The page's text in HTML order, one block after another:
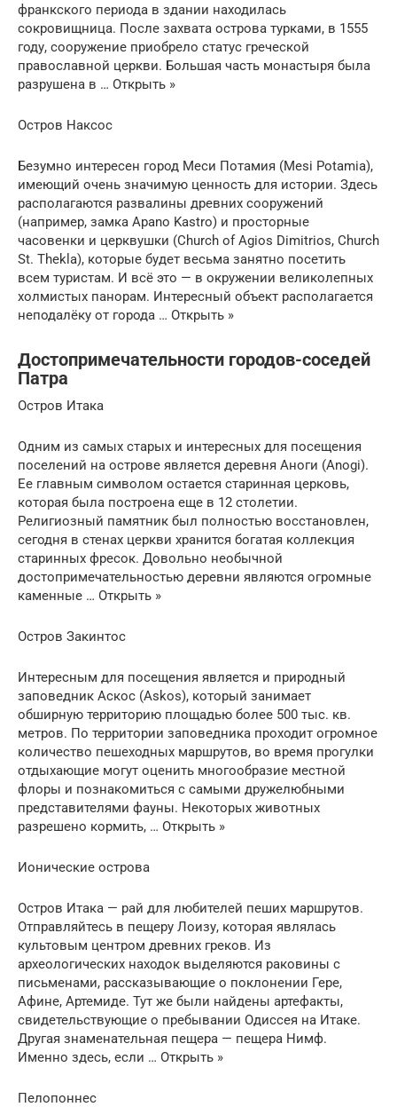
франкского периода в здании находилась
сокровищница. После захвата острова турками, в 1555
году, сооружение приобрело статус греческой
православной церкви. Большая часть монастыря была
разрушена в … Открыть »
Остров Наксос
Безумно интересен город Меси Потамия (Mesi Potamia),
имеющий очень значимую ценность для истории. Здесь
располагаются развалины древних сооружений
(например, замка Apano Kastro) и просторные
часовенки и церквушки (Church of Agios Dimitrios, Church
St. Thekla), которые будет весьма занятно посетить
всем туристам. И всё это — в окружении великолепных
холмистых панорам. Интересный объект располагается
неподалёку от города … Открыть »
Достопримечательности городов-соседей
Патра
Остров Итака
Одним из самых старых и интересных для посещения
поселений на острове является деревня Аноги (Anogi).
Ее главным символом остается старинная церковь,
которая была построена еще в 12 столетии.
Религиозный памятник был полностью восстановлен,
сегодня в стенах церкви хранится богатая коллекция
старинных фресок. Довольно необычной
достопримечательностью деревни являются огромные
каменные … Открыть »
Остров Закинтос
Интересным для посещения является и природный
заповедник Аскос (Askos), который занимает
обширную территорию площадью более 500 тыс. кв.
метров. По территории заповедника проходит огромное
количество пешеходных маршрутов, во время прогулки
отдыхающие могут оценить многообразие местной
флоры и познакомиться с самыми дружелюбными
представителями фауны. Некоторых животных
разрешено кормить, … Открыть »
Ионические острова
Остров Итака — рай для любителей пеших маршрутов.
Отправляйтесь в пещеру Лоизу, которая являлась
культовым центром древних греков. Из
археологических находок выделяются раковины с
письменами, рассказывающие о поклонении Гере,
Афине, Артемиде. Тут же были найдены артефакты,
свидетельствующие о пребывании Одиссея на Итаке.
Другая знаменательная пещера — пещера Нимф.
Именно здесь, если … Открыть »
Пелопоннес